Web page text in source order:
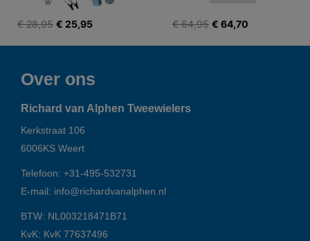
€ 28,95 € 25,95 € 64,95 € 64,70
Over ons
Richard van Alphen Tweewielers
Kerkstraat 106
6006KS Weert
Telefoon: +31-495-532731
E-mail: info@richardvanalphen.nl
BTW: NL003218471B71
KvK: KvK 77637496